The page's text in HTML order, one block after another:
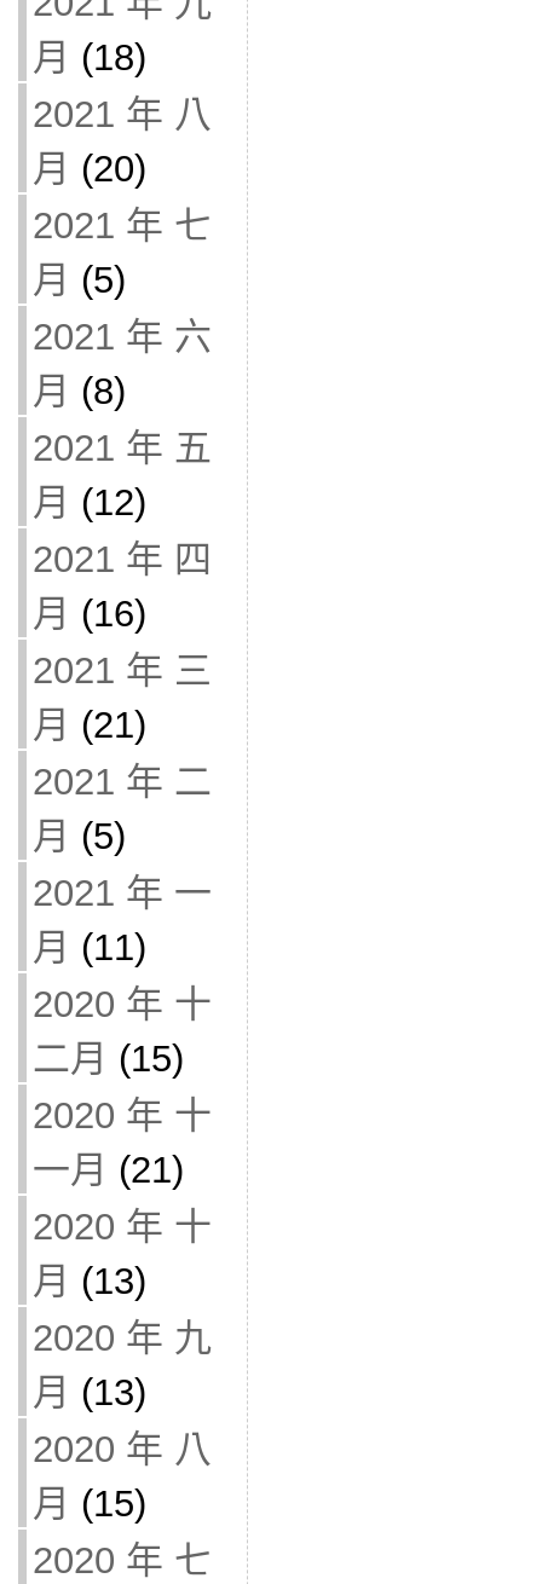
月 (18)
2021 年 八
月 (20)
2021 年 七
月 (5)
2021 年 六
月 (8)
2021 年 五
月 (12)
2021 年 四
月 (16)
2021 年 三
月 (21)
2021 年 二
月 (5)
2021 年 一
月 (11)
2020 年 十
二月 (15)
2020 年 十
一月 (21)
2020 年 十
月 (13)
2020 年 九
月 (13)
2020 年 八
月 (15)
2020 年 七